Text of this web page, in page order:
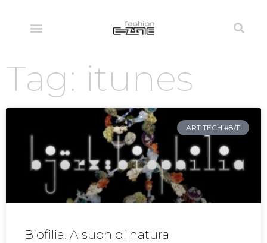
Tag: itunes
ART TECH #8/11
Biofilia. A suon di natura